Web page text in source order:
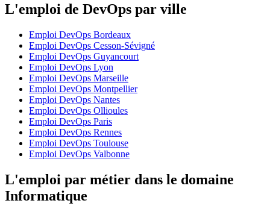
L'emploi de DevOps par ville
Emploi DevOps Bordeaux
Emploi DevOps Cesson-Sévigné
Emploi DevOps Guyancourt
Emploi DevOps Lyon
Emploi DevOps Marseille
Emploi DevOps Montpellier
Emploi DevOps Nantes
Emploi DevOps Ollioules
Emploi DevOps Paris
Emploi DevOps Rennes
Emploi DevOps Toulouse
Emploi DevOps Valbonne
L'emploi par métier dans le domaine
Informatique